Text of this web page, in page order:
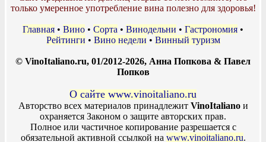
только умеренное употребление вина полезно для здоровья!
Главная • Вино • Сорта • Винодельни • Гастрономия •
Рейтинги • Вино недели • Винный туризм
© VinoItaliano.ru, 01/2012-2026, Анна Попкова & Павел
Попков
О сайте www.vinoitaliano.ru
Авторство всех материалов принадлежит VinoItalianoи
охраняется Законом о защите авторских прав.
Полное или частичное копирование разрешается с
обязательной активной ссылкой на www.vinoitaliano.ru.